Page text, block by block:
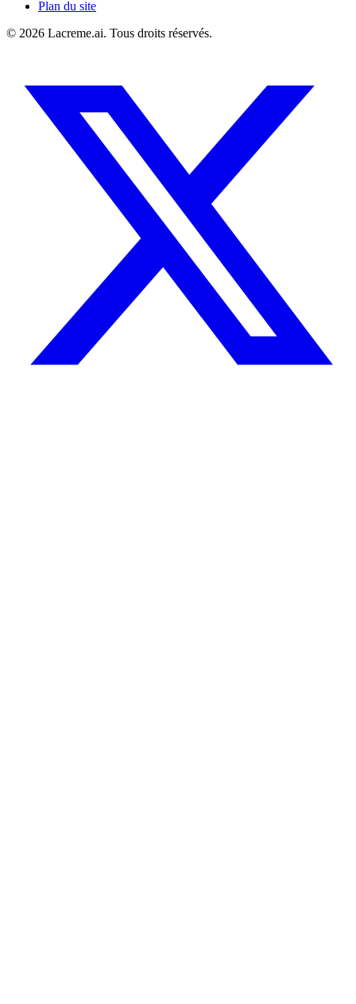
Plan du site
© 2026 Lacreme.ai. Tous droits réservés.